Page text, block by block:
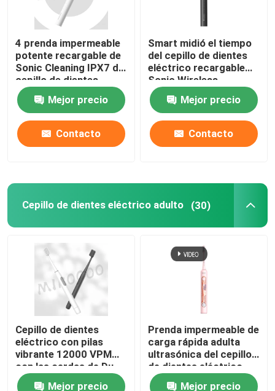
4 prenda impermeable
potente recargable de
Sonic Cleaning IPX7 del
cepillo de dientes
eléctrico de los modos
Mejor precio
Contacto
Smart midió el tiempo
del cepillo de dientes
eléctrico recargable
Sonic Wireless
Charging Waterproof
Mejor precio
Contacto
Cepillo de dientes eléctrico adulto (30)
Cepillo de dientes
eléctrico con pilas
vibrante 12000 VPM
con las cerdas de Du
Pont
Mejor precio
Prenda impermeable de
carga rápida adulta
ultrasónica del cepillo
de dientes eléctrico
con 4 modos
Mejor precio